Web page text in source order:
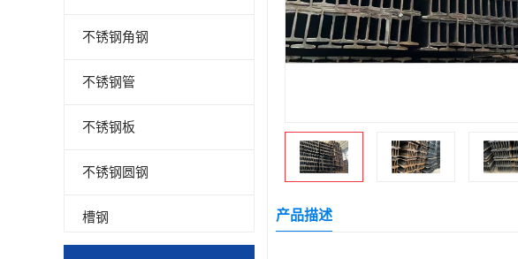
不锈钢角钢
不锈钢管
不锈钢板
不锈钢圆钢
槽钢 产品描述